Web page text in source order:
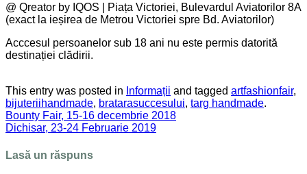
@ Qreator by IQOS | Piața Victoriei, Bulevardul Aviatorilor 8A
(exact la ieșirea de Metrou Victoriei spre Bd. Aviatorilor)
Acccesul persoanelor sub 18 ani nu este permis datorită
destinației clădirii.
This entry was posted in Informații and tagged artfashionfair,
bijuteriihandmade, bratarasuccesului, targ handmade.
Bounty Fair, 15-16 decembrie 2018
Dichisar, 23-24 Februarie 2019
Lasă un răspuns